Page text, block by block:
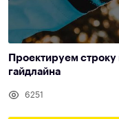
Проектируем
гайдлайна
6251